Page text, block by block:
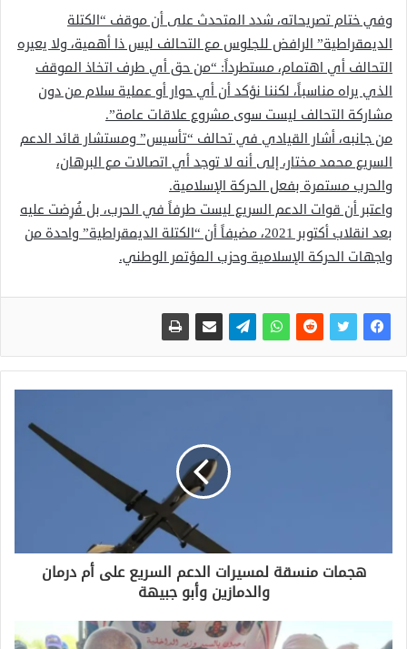
وفي ختام تصريحاته، شدد المتحدث على أن موقف “الكتلة
الديمقراطية” الرافض للجلوس مع التحالف ليس ذا أهمية، ولا يعيره
التحالف أي اهتمام، مستطرداً: “من حق أي طرف اتخاذ الموقف
الذي يراه مناسباً، لكننا نؤكد أن أي حوار أو عملية سلام من دون
مشاركة التحالف ليست سوى مشروع علاقات عامة”.
من جانبه، أشار القيادي في تحالف “تأسيس” ومستشار قائد الدعم
السريع محمد مختار، إلى أنه لا توجد أي اتصالات مع البرهان،
والحرب مستمرة بفعل الحركة الإسلامية.
واعتبر أن قوات الدعم السريع ليست طرفاً في الحرب، بل فُرِضت عليه
بعد انقلاب أكتوبر 2021، مضيفاً أن “الكتلة الديمقراطية” واحدة من
واجهات الحركة الإسلامية وحزب المؤتمر الوطني.
هجمات منسقة لمسيرات الدعم السريع على أم درمان
والدمازين وأبو جبيهة